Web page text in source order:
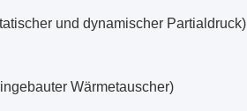
und dynamischer Partialdruck)
Wärmetauscher)